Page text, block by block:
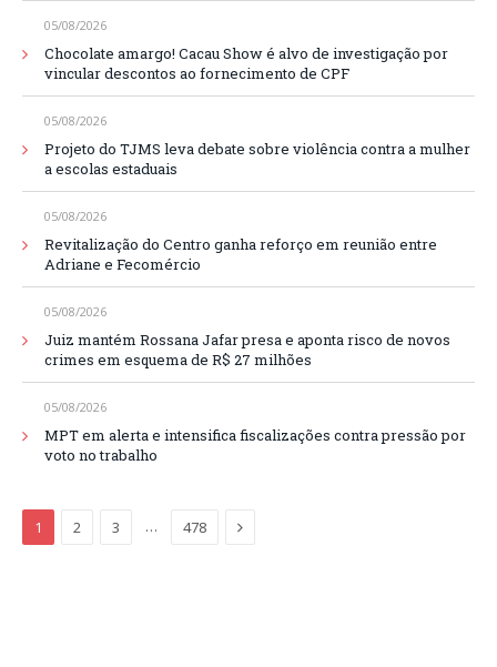
05/08/2026
Chocolate amargo! Cacau Show é alvo de investigação por
vincular descontos ao fornecimento de CPF
05/08/2026
Projeto do TJMS leva debate sobre violência contra a mulher
a escolas estaduais
05/08/2026
Revitalização do Centro ganha reforço em reunião entre
Adriane e Fecomércio
05/08/2026
Juiz mantém Rossana Jafar presa e aponta risco de novos
crimes em esquema de R$ 27 milhões
05/08/2026
MPT em alerta e intensifica fiscalizações contra pressão por
voto no trabalho
1 2 3 … 478 Next